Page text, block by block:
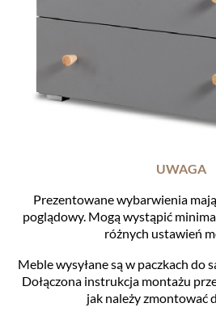
UWAGA
Prezentowane wybarwienia
poglądowy. Mogą wystąpić
różnych ustawień
Meble wysyłane są w paczkach do
Dołączona instrukcja montażu
jak należy zmontować